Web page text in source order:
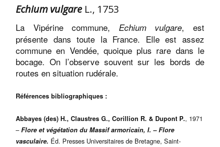
Echium vulgareL., 1753
La Vipérine commune, Echium vulgare, est
présente dans toute la France. Elle est assez
commune en Vendée, quoique plus rare dans le
bocage. On l’observe souvent sur les bords de
routes en situation rudérale.
Références bibliographiques :
Abbayes (des) H., Claustres G., Corillion R. & Dupont P., 1971
– Flore et végétation du Massif armoricain, I. – Flore
vasculaire. Éd. Presses Universitaires de Bretagne, Saint-